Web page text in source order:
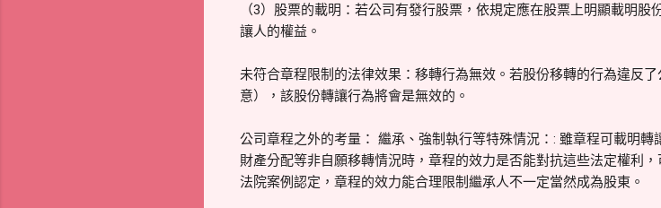
（3）股票的載明：若公司有發行股票，依規定應在股票上明顯載明
讓人的權益。
未符合章程限制的法律效果：移轉行為無效。若股份移轉的行為違反
意），該股份轉讓行為將會是無效的。
公司章程之外的考量： 繼承、強制執行等特殊情況：: 雖章程可載明
財產分配等非自願移轉情況時，章程的效力是否能對抗這些法定權利
法院案例認定，章程的效力能合理限制繼承人不一定當然成為股東。